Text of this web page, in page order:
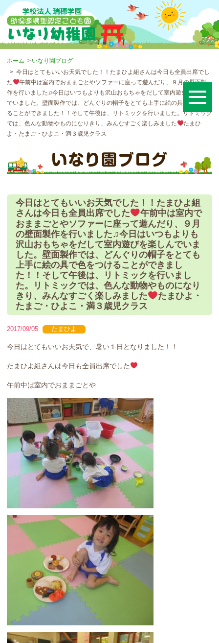
ホーム
いなり園ブログ
今日はとてもいいお天気でした！！たまひよ組さんは今日も全員出席でし
た
午前中は室内でおままごとやソファーに座って遊んだり、９月の壁面製
作を行いました♫今日はいつもよりも沢山おもちゃをだして室内遊びを楽しん
でいました。壁面製作では、どんぐりの帽子をとても上手に絵の具で色をつけ
ることができました！！そして午後は、リトミックを行いました。リトミック
では、色んな動物やものになりきり、みんなすごく楽しみました
たまひ
よ・たまご・ひよこ・満３歳児クラス
今日はとてもいいお天気でした！！たまひよ組
さんは今日も全員出席でした
午前中は室内で
おままごとやソファーに座って遊んだり、９月
の壁面製作を行いました♫今日はいつもよりも
沢山おもちゃをだして室内遊びを楽しんでいま
した。壁面製作では、どんぐりの帽子をとても
上手に絵の具で色をつけることができまし
た！！そして午後は、リトミックを行いまし
た。リトミックでは、色んな動物やものになり
きり、みんなすごく楽しみました
たまひよ・
たまご・ひよこ・満３歳児クラス
2017/09/05 たまひよ
今日はとてもいいお天気で、暑い１日となりました！！
たまひよ組さんは今日も全員出席でした
午前中は室内でおままごとや